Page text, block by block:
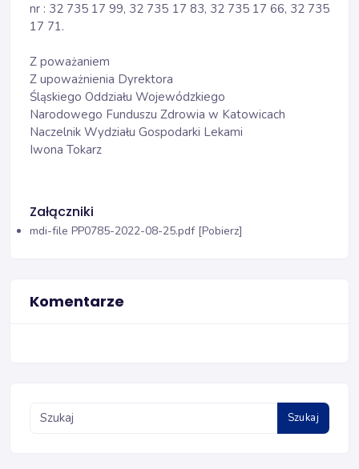
nr : 32 735 17 99, 32 735 17 83, 32 735 17 66, 32 735
17 71.
Z poważaniem
Z upoważnienia Dyrektora
Śląskiego Oddziału Wojewódzkiego
Narodowego Funduszu Zdrowia w Katowicach
Naczelnik Wydziału Gospodarki Lekami
Iwona Tokarz
Załączniki
mdi-file PP0785-2022-08-25.pdf [Pobierz]
Komentarze
Szukaj